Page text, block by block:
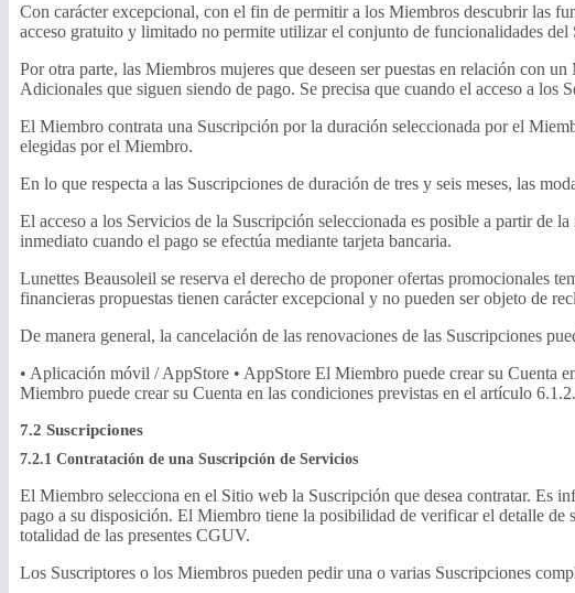
Con carácter excepcional, con el fin de permitir a los Miembros descubrir las
acceso gratuito y limitado no permite utilizar el conjunto de funcionalidades
Por otra parte, las Miembros mujeres que deseen ser puestas en relación con
Adicionales que siguen siendo de pago. Se precisa que cuando el acceso a
El Miembro contrata una Suscripción por la duración seleccionada por el
elegidas por el Miembro.
En lo que respecta a las Suscripciones de duración de tres y seis meses, las
El acceso a los Servicios de la Suscripción seleccionada es posible a partir de
inmediato cuando el pago se efectúa mediante tarjeta bancaria.
Lunettes Beausoleil se reserva el derecho de proponer ofertas promocionales
financieras propuestas tienen carácter excepcional y no pueden ser objeto de
De manera general, la cancelación de las renovaciones de las Suscripciones
• Aplicación móvil / AppStore • AppStore El Miembro puede crear su Cuenta
Miembro puede crear su Cuenta en las condiciones previstas en el artículo
7.2 Suscripciones
7.2.1 Contratación de una Suscripción de Servicios
El Miembro selecciona en el Sitio web la Suscripción que desea contratar. Es
pago a su disposición. El Miembro tiene la posibilidad de verificar el detalle
totalidad de las presentes CGUV.
Los Suscriptores o los Miembros pueden pedir una o varias Suscripciones